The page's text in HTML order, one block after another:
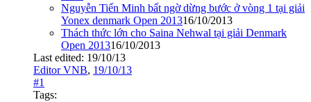
Nguyễn Tiến Minh bất ngờ dừng bước ở vòng 1 tại giải
Yonex denmark Open 201316/10/2013
Thách thức lớn cho Saina Nehwal tại giải Denmark
Open 201316/10/2013
Last edited: 19/10/13
Editor VNB, 19/10/13
#1
Tags: